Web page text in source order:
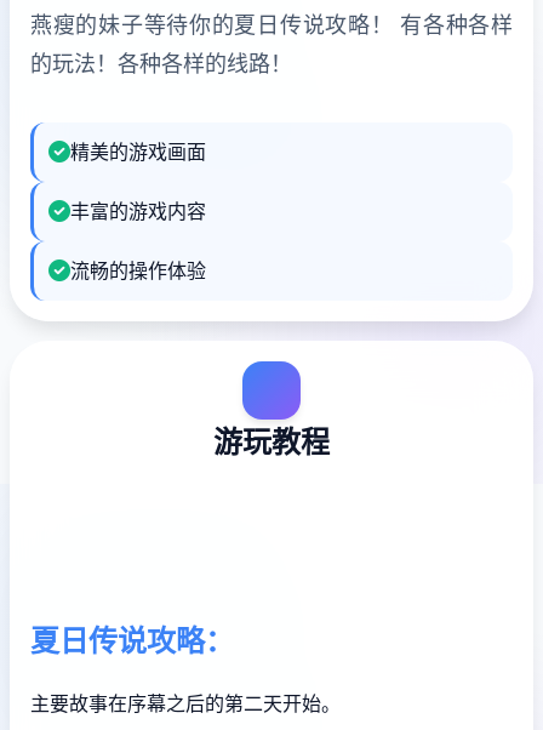
燕瘦的妹子等待你的夏日传说攻略！ 有各种各样
的玩法！各种各样的线路！
精美的游戏画面
丰富的游戏内容
流畅的操作体验
游玩教程
夏日传说攻略：
主要故事在序幕之后的第二天开始。